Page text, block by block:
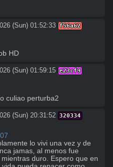
(Sun) 01:52:33 f56a62
HD
(Sun) 01:59:15 e23cf9
culiao perturba2
(Sun) 20:31:52 320334
lo vivi una vez y de
jamas, al menos fue
mientras duro. Espero que en